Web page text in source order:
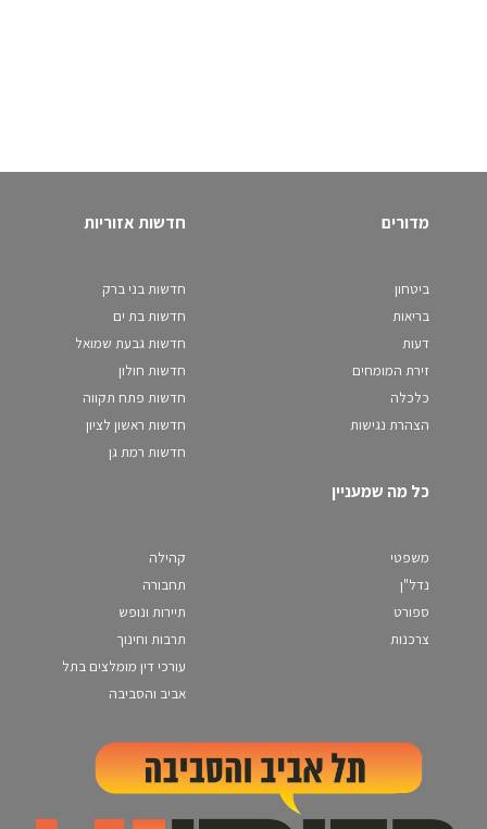
מדורים
ביטחון
בריאות
דעות
זירת המומחים
כלכלה
הצהרת נגישות
חדשות אזוריות
חדשות בני ברק
חדשות בת ים
חדשות גבעת שמואל
חדשות חולון
חדשות פתח תקווה
חדשות ראשון לציון
חדשות רמת גן
כל מה שמעניין
משפטי
נדל"ן
ספורט
צרכנות
קהילה
תחבורה
תיירות ונופש
תרבות וחינוך
עורכי דין מומלצים בתל
אביב והסביבה